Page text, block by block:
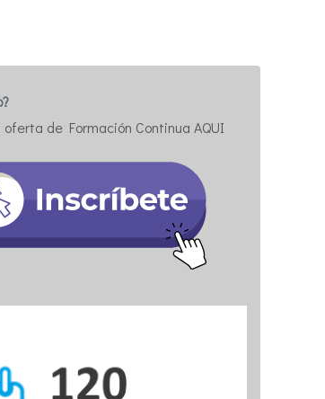
de Formación Continua AQUI